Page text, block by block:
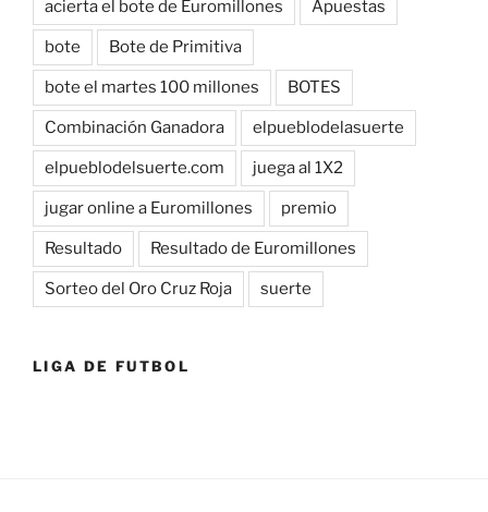
acierta el bote de Euromillones Apuestas
bote Bote de Primitiva
bote el martes 100 millones BOTES
Combinación Ganadora elpueblodelasuerte
elpueblodelsuerte.com juega al 1X2
jugar online a Euromillones premio
Resultado Resultado de Euromillones
Sorteo del Oro Cruz Roja suerte
LIGA DE FUTBOL